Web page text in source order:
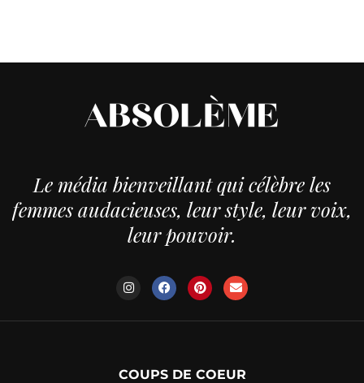
Le média bienveillant qui célèbre les
femmes audacieuses, leur style, leur voix,
leur pouvoir.
COUPS DE COEUR